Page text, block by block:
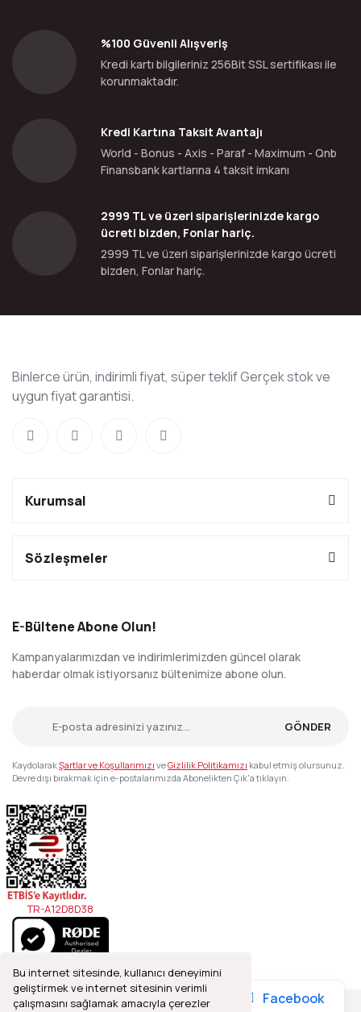
Bu internet sitesinde, kullanıcı deneyimini
geliştirmek ve internet sitesinin verimli
çalışmasını sağlamak amacıyla çerezler
%100 Güvenli Alışveriş
Kredi kartı bilgileriniz 256Bit SSL sertifikası ile
korunmaktadır.
Kredi Kartına Taksit Avantajı
World - Bonus - Axis - Paraf - Maximum - Qnb
Finansbank kartlarına 4 taksit imkanı
2999 TL ve üzeri siparişlerinizde kargo
ücreti bizden, Fonlar hariç.
2999 TL ve üzeri siparişlerinizde kargo ücreti
bizden, Fonlar hariç.
Binlerce ürün, indirimli fiyat, süper teklif Gerçek stok ve
uygun fiyat garantisi.
Kurumsal
Sözleşmeler
E-Bültene Abone Olun!
Kampanyalarımızdan ve indirimlerimizden güncel olarak
haberdar olmak istiyorsanız bültenimize abone olun.
GÖNDER
KaydolarakŞartlar ve Koşullarımızı veGizlilik Politikamızı kabul etmiş olursunuz.
Devre dışı bırakmak için e-postalarımızda Abonelikten Çık'a tıklayın.
TR-A12D8D38
Facebook